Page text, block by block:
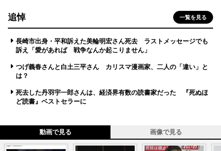
追悼 一覧を見る
長崎市出身・平和訴えた美輪明宏さん死去 ラストメッセージでも
訴え「愛があれば 戦争なんか起こりません」
つげ義春さんと白土三平さん カリスマ漫画家、二人の「違い」と
は？
死去した丹羽宇一郎さんは、経済界有数の読書家だった 『死ぬほ
ど読書』ベストセラーに
動画で見る 画像で見る